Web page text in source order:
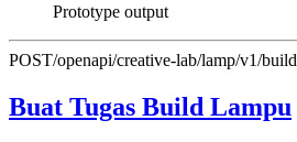
Prototype output
POST/openapi/creative-lab/lamp/v1/build
Buat Tugas Build Lampu